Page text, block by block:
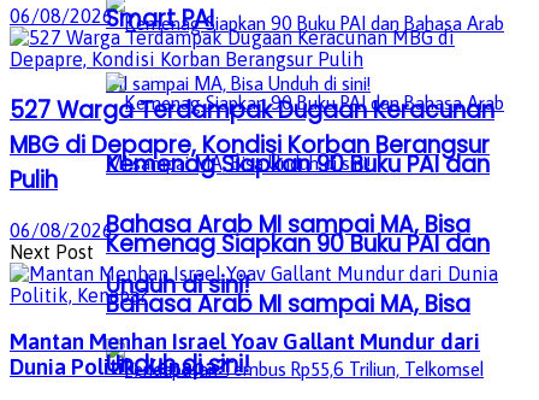
Kemenag Siapkan 90 Buku PAI dan
Bahasa Arab MI sampai MA, Bisa
Unduh di sini!
Smart PAI
Kemenag Siapkan 90 Buku PAI dan
Bahasa Arab MI sampai MA, Bisa
Unduh di sini!
06/08/2026
527 Warga Terdampak Dugaan Keracunan
MBG di Depapre, Kondisi Korban Berangsur
Pulih
06/08/2026
Next Post
Mantan Menhan Israel Yoav Gallant Mundur dari
Dunia Politik, Kenapa?